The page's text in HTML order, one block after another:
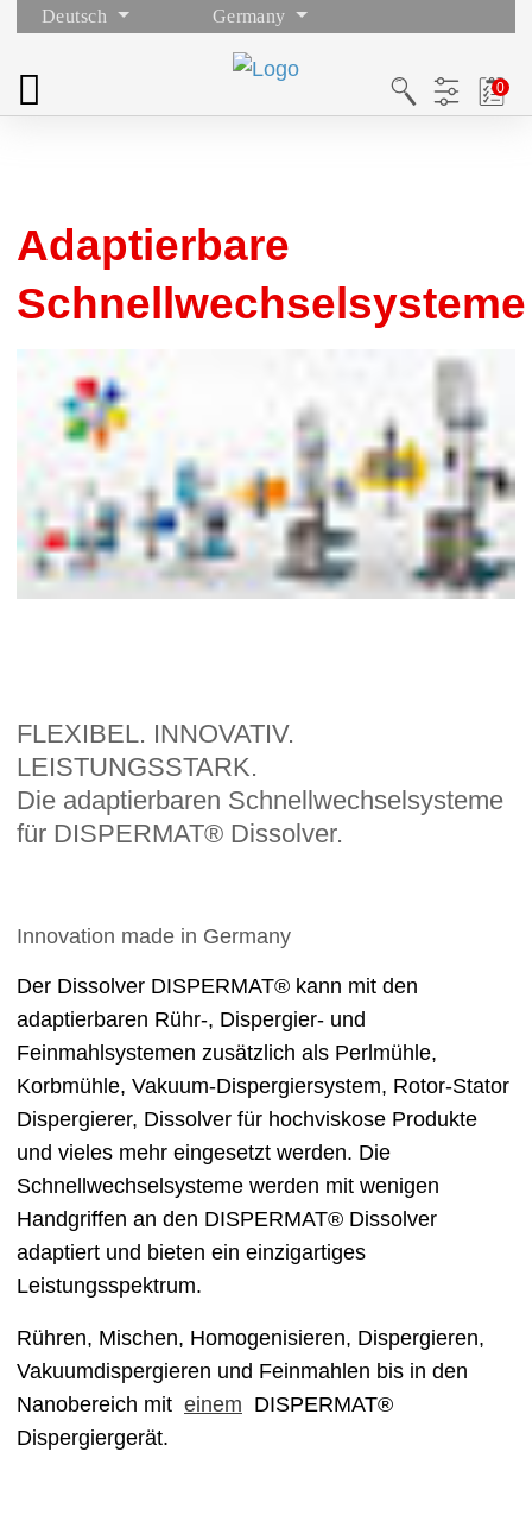
Deutsch Germany
Adaptierbare
Schnellwechselsysteme
FLEXIBEL. INNOVATIV.
LEISTUNGSSTARK.
Die adaptierbaren Schnellwechselsysteme
für DISPERMAT® Dissolver.
Innovation made in Germany
Der Dissolver DISPERMAT® kann mit den
adaptierbaren Rühr-, Dispergier- und
Feinmahlsystemen zusätzlich als Perlmühle,
Korbmühle, Vakuum-Dispergiersystem, Rotor-Stator
Dispergierer, Dissolver für hochviskose Produkte
und vieles mehr eingesetzt werden. Die
Schnellwechselsysteme werden mit wenigen
Handgriffen an den DISPERMAT® Dissolver
adaptiert und bieten ein einzigartiges
Leistungsspektrum.
Rühren, Mischen, Homogenisieren, Dispergieren,
Vakuumdispergieren und Feinmahlen bis in den
Nanobereich mit einem DISPERMAT®
Dispergiergerät.